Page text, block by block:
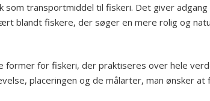
transportmiddel til fiskeri. Det giver
blandt fiskere, der søger en mere rolig og
former for fiskeri, der praktiseres over hele
placeringen og de målarter, man ønsker at